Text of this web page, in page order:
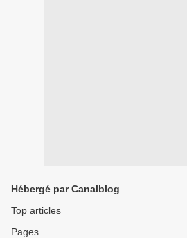
Hébergé par Canalblog
Top articles
Pages